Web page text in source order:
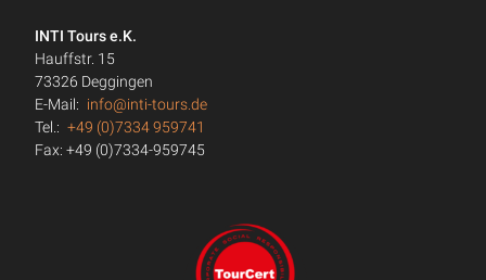
INTI Tours e.K.
Hauffstr. 15
73326 Deggingen
E-Mail: info@inti-tours.de
Tel.: +49 (0)7334 959741
Fax: +49 (0)7334-959745